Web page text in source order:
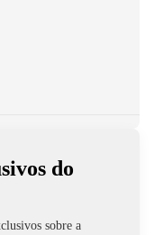
do
sobre a